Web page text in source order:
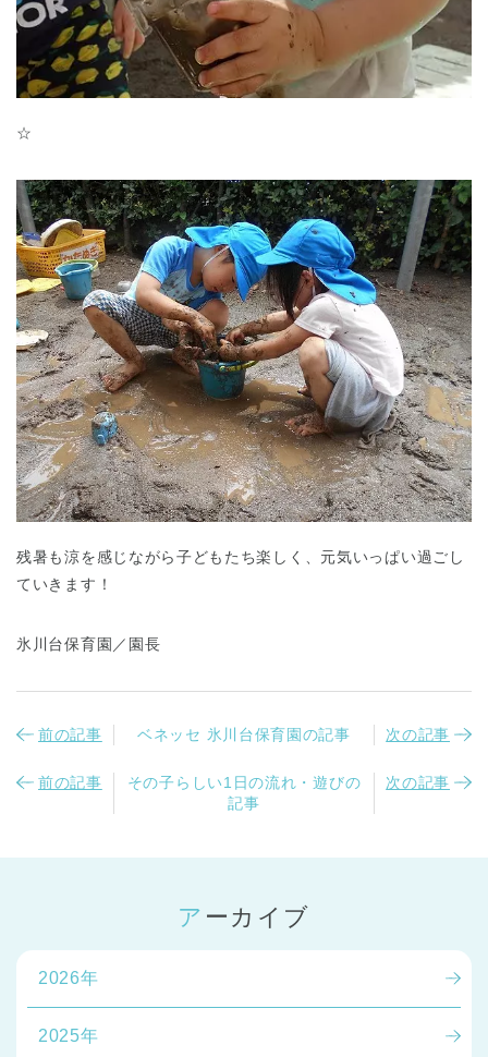
千葉県 千葉県 全域
埼玉県 埼玉県 全域
兵庫県 兵庫県 全域
☆
残暑も涼を感じながら子どもたち楽しく、元気いっぱい過ごし
ていきます！
氷川台保育園／園長
前の記事 ベネッセ 氷川台保育園の記事 次の記事
前の記事
その子らしい1日の流れ・遊びの
記事
次の記事
アーカイブ
2026年
2025年